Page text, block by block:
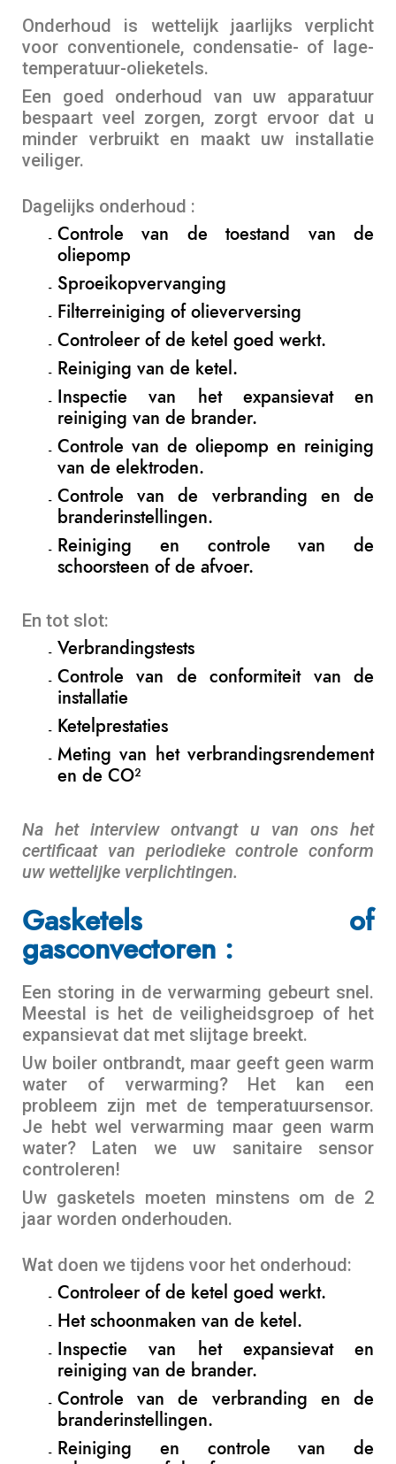
Onderhoud is wettelijk jaarlijks verplicht
voor conventionele, condensatie- of lage-
temperatuur-olieketels.
Een goed onderhoud van uw apparatuur
bespaart veel zorgen, zorgt ervoor dat u
minder verbruikt en maakt uw installatie
veiliger.
Dagelijks onderhoud :
Controle van de toestand van de
oliepomp
Sproeikopvervanging
Filterreiniging of olieverversing
Controleer of de ketel goed werkt.
Reiniging van de ketel.
Inspectie van het expansievat en
reiniging van de brander.
Controle van de oliepomp en reiniging
van de elektroden.
Controle van de verbranding en de
branderinstellingen.
Reiniging en controle van de
schoorsteen of de afvoer.
En tot slot:
Verbrandingstests
Controle van de conformiteit van de
installatie
Ketelprestaties
Meting van het verbrandingsrendement
en de CO²
Na het interview ontvangt u van ons het
certificaat van periodieke controle conform
uw wettelijke verplichtingen.
Gasketels of
gasconvectoren :
Een storing in de verwarming gebeurt snel.
Meestal is het de veiligheidsgroep of het
expansievat dat met slijtage breekt.
Uw boiler ontbrandt, maar geeft geen warm
water of verwarming? Het kan een
probleem zijn met de temperatuursensor.
Je hebt wel verwarming maar geen warm
water? Laten we uw sanitaire sensor
controleren!
Uw gasketels moeten minstens om de 2
jaar worden onderhouden.
Wat doen we tijdens voor het onderhoud:
Controleer of de ketel goed werkt.
Het schoonmaken van de ketel.
Inspectie van het expansievat en
reiniging van de brander.
Controle van de verbranding en de
branderinstellingen.
Reiniging en controle van de